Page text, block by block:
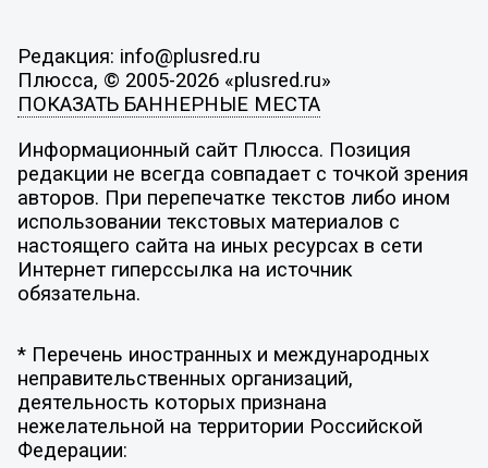
Редакция: info@plusred.ru
Плюсса, © 2005-2026 «plusred.ru»
ПОКАЗАТЬ БАННЕРНЫЕ МЕСТА
Информационный сайт Плюсса. Позиция
редакции не всегда совпадает с точкой зрения
авторов. При перепечатке текстов либо ином
использовании текстовых материалов с
настоящего сайта на иных ресурсах в сети
Интернет гиперссылка на источник
обязательна.
* Перечень иностранных и международных
неправительственных организаций,
деятельность которых признана
нежелательной на территории Российской
Федерации: